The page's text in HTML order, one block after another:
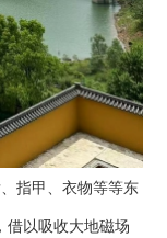
指甲、衣物等等东
借以吸收大地磁场